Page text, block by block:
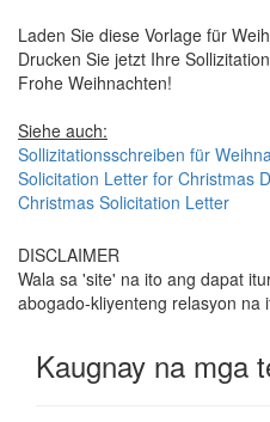
Laden Sie diese Vorlage für
Drucken Sie jetzt Ihre
Frohe Weihnachten!
Siehe auch:
Sollizitationsschreiben für
Solicitation Letter for Christmas
Christmas Solicitation Letter
DISCLAIMER
Wala sa 'site' na ito ang dapat
abogado-kliyenteng relasyon na
Kaugnay na mga